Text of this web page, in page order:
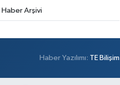
Haber Arşivi
Haber Yazılımı: TE Bilişim